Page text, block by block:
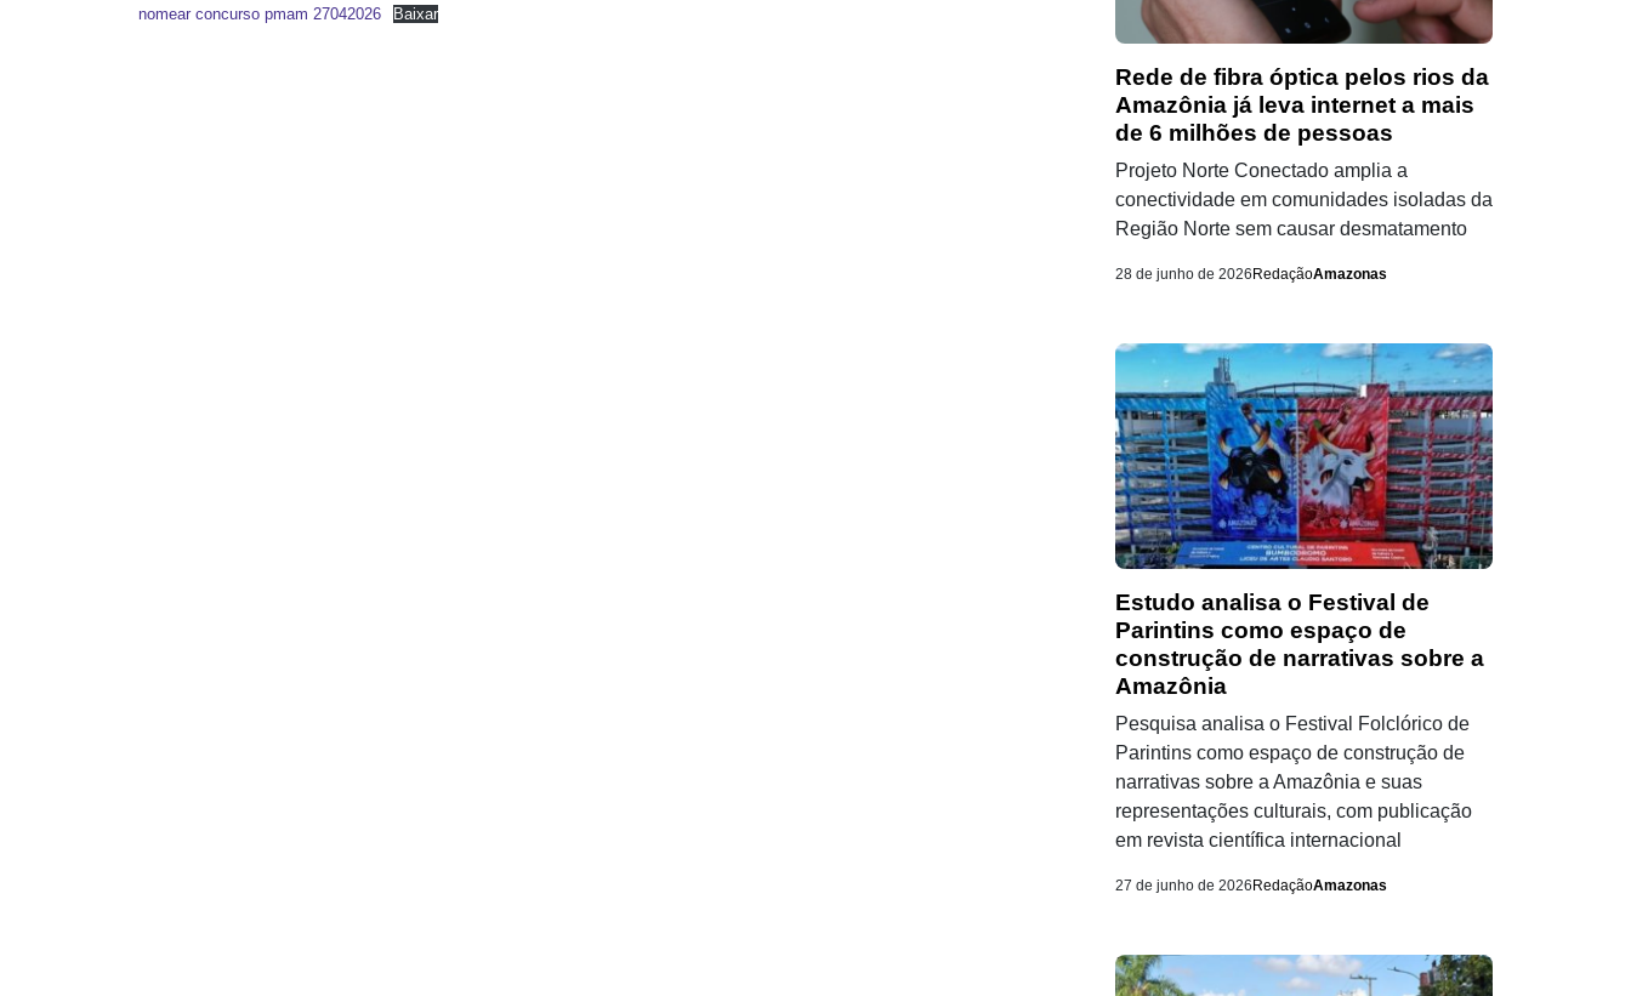
nomear concurso pmam 27042026 Baixar
Rede de fibra óptica pelos rios da
Amazônia já leva internet a mais
de 6 milhões de pessoas
Projeto Norte Conectado amplia a
conectividade em comunidades isoladas da
Região Norte sem causar desmatamento
28 de junho de 2026 RedaçãoAmazonas
Estudo analisa o Festival de
Parintins como espaço de
construção de narrativas sobre a
Amazônia
Pesquisa analisa o Festival Folclórico de
Parintins como espaço de construção de
narrativas sobre a Amazônia e suas
representações culturais, com publicação
em revista científica internacional
27 de junho de 2026 RedaçãoAmazonas